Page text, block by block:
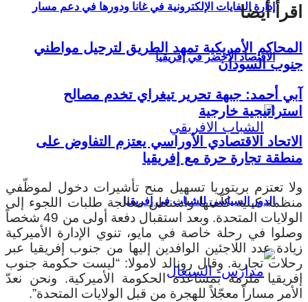
إدارة النفايات الإلكترونية في غانا ودورها في دعم مسار
الاقتصاد الأخضر في إفريقيا
الدور السياسي للشباب في إفريقيا
اقرأ أيضا
المحاكم الأمريكية تمهد الطريق لترحيل مواطني
جنوب السودان
آبي أحمد: جبهة تحرير تيغراي تخدم مصالح
استراتيجية خارجية
الاتحاد الاقتصادي الأوراسي يعتزم التفاوض على
منطقة تجارة حرة مع إفريقيا
ولا تعتزم بريتوريا تسهيل منح تأشيرات دخول لموظّفي
منظمة كينية كلّفتها واشنطن معالجة طلبات اللجوء إلى
الولايات المتحدة.
وبعد استقبال دفعة أولى من 49 شخصاً
وصلوا في رحلة خاصة في مايو، تنوي الإدارة الأميركية
زيادة عدد اللاجئين الوافدين إليها من جنوب إفريقيا عبر
رحلات تجارية. وقال رونالد لامولا: “ليست حكومة جنوب
إفريقيا ملزمة بمساعدة الحكومة الأميركية. ونحن نعدّ
الأمر مساراً معجّلاً للهجرة من قبل الولايات المتحدة”.